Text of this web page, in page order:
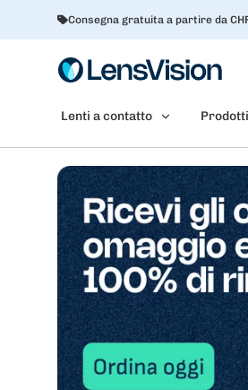
Consegna gratuita a partire da
Lenti a contatto